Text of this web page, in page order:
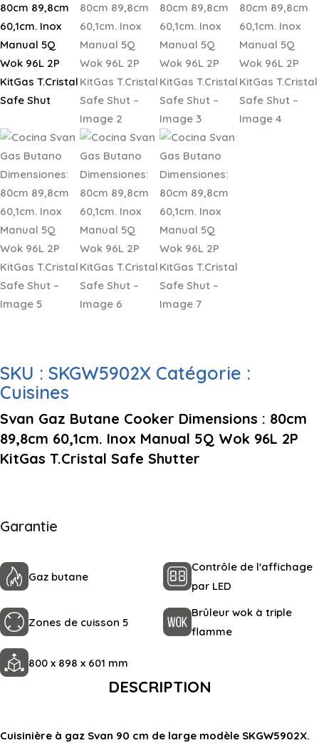
SKU : SKGW5902X Catégorie :
Cuisines
Svan Gaz Butane Cooker Dimensions : 80cm
89,8cm 60,1cm. Inox Manual 5Q Wok 96L 2P
KitGas T.Cristal Safe Shutter
Garantie
Gaz butane
Contrôle de l'affichage
par LED
Zones de cuisson 5
Brûleur wok à triple
flamme
800 x 898 x 601 mm
DESCRIPTION
Cuisinière à gaz Svan 90 cm de large modèle SKGW5902X.